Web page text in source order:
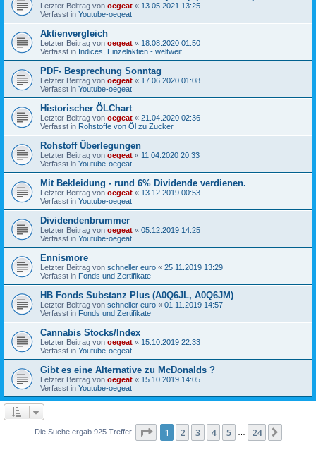
Letzter Beitrag von oegeat « 13.05.2021 13:25
Verfasst in Youtube-oegeat
Aktienvergleich
Letzter Beitrag von oegeat « 18.08.2020 01:50
Verfasst in Indices, Einzelaktien - weltweit
PDF- Besprechung Sonntag
Letzter Beitrag von oegeat « 17.06.2020 01:08
Verfasst in Youtube-oegeat
Historischer ÖLChart
Letzter Beitrag von oegeat « 21.04.2020 02:36
Verfasst in Rohstoffe von Öl zu Zucker
Rohstoff Überlegungen
Letzter Beitrag von oegeat « 11.04.2020 20:33
Verfasst in Youtube-oegeat
Mit Bekleidung - rund 6% Dividende verdienen.
Letzter Beitrag von oegeat « 13.12.2019 00:53
Verfasst in Youtube-oegeat
Dividendenbrummer
Letzter Beitrag von oegeat « 05.12.2019 14:25
Verfasst in Youtube-oegeat
Ennismore
Letzter Beitrag von schneller euro « 25.11.2019 13:29
Verfasst in Fonds und Zertifikate
HB Fonds Substanz Plus (A0Q6JL, A0Q6JM)
Letzter Beitrag von schneller euro « 01.11.2019 14:57
Verfasst in Fonds und Zertifikate
Cannabis Stocks/Index
Letzter Beitrag von oegeat « 15.10.2019 22:33
Verfasst in Youtube-oegeat
Gibt es eine Alternative zu McDonalds ?
Letzter Beitrag von oegeat « 15.10.2019 14:05
Verfasst in Youtube-oegeat
Die Suche ergab 925 Treffer Seite 1von 24
1 2 3 4 5 24